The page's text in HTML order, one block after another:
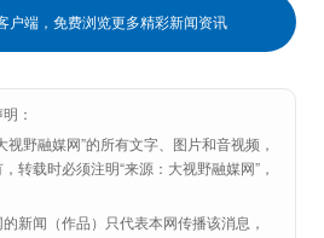
户端，免费浏览更多精彩新闻资讯
：
野融媒网”的所有文字、图片和音视频，
转载时必须注明“来源：大视野融媒网”，
新闻（作品）只代表本网传播该消息，